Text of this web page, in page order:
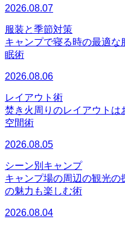
2026.08.07
服装と季節対策
キャンプで寝る時の最適
眠術
2026.08.06
レイアウト術
焚き火周りのレイアウトは
空間術
2026.08.05
シーン別キャンプ
キャンプ場の周辺の観光
の魅力も楽しむ術
2026.08.04